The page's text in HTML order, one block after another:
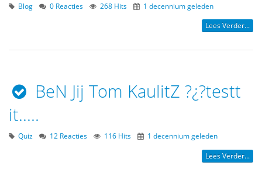
Blog 0 Reacties 268 Hits 1 decennium geleden
Lees Verder...
BeN Jij Tom KaulitZ ?¿?testt
it.....
Quiz 12 Reacties 116 Hits 1 decennium geleden
Lees Verder...